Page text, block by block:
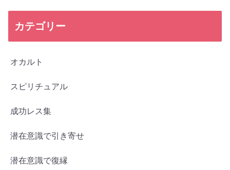
カテゴリー
オカルト
スピリチュアル
成功レス集
潜在意識で引き寄せ
潜在意識で復縁